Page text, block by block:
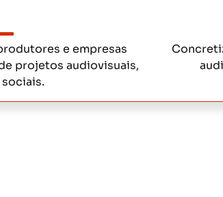
e empresas
projetos audiovisuais,